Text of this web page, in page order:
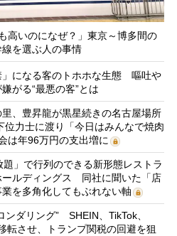
高いのになぜ？」東京～博多間の
を選ぶ人の事情
」になる客のトホホな生態 嘔吐や
がる“最悪の客”とは
里、豊昇龍が黒星続きの名古屋場所
位力士に渡り「今日はみんなで焼肉
は年96万円の支出増に
題」で行列のできる新形態レストラ
ールディングス 同社に聞いた「店
を多角化してもぶれない軸
ンダリング” SHEIN、TikTok、
させ、トランプ関税の回避を狙